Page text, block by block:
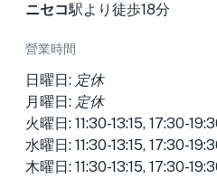
ニセコ駅より徒歩18分
營業時間
日曜日: 定休
月曜日: 定休
火曜日: 11:30-13:15, 17:30-
水曜日: 11:30-13:15, 17:30-
木曜日: 11:30-13:15, 17:30-